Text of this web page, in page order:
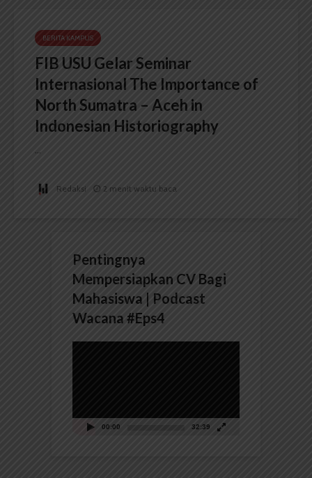
BERITA KAMPUS
FIB USU Gelar Seminar
Internasional The Importance of
North Sumatra – Aceh in
Indonesian Historiography
...
Redaksi 2 menit waktu baca
Pentingnya
Mempersiapkan CV Bagi
Mahasiswa | Podcast
Wacana #Eps4
00:00 32:39